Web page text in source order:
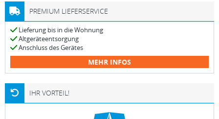
PREMIUM LIEFERSERVICE
Lieferung bis in die Wohnung
Altgeräteentsorgung
Anschluss des Gerätes
MEHR INFOS
IHR VORTEIL!